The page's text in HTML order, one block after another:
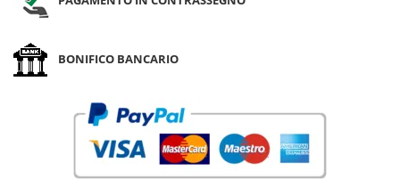
BONIFICO BANCARIO